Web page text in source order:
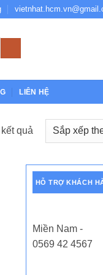
LIÊN HỆ
quả
sắp
theo
mới
HỖ TRỢ KHÁCH
Miền Nam -
0569 42 4567